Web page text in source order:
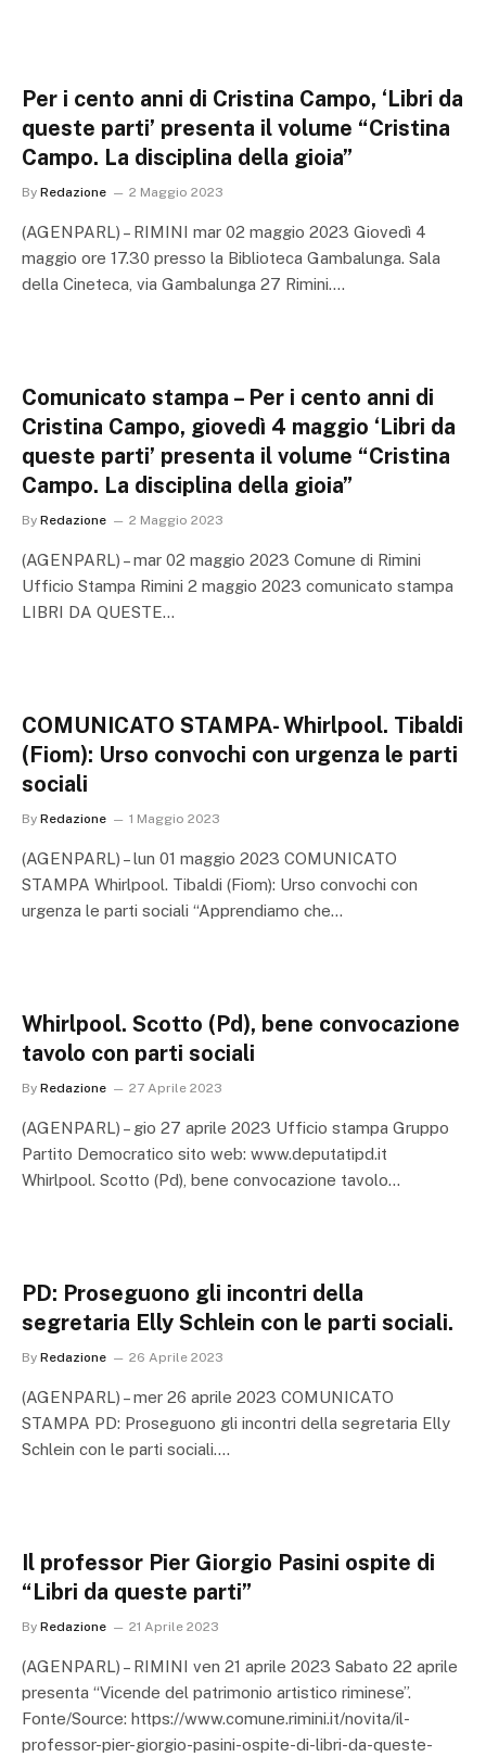
Per i cento anni di Cristina Campo, ‘Libri da
queste parti’ presenta il volume “Cristina
Campo. La disciplina della gioia”
By Redazione 2 Maggio 2023
(AGENPARL) – RIMINI mar 02 maggio 2023 Giovedì 4
maggio ore 17.30 presso la Biblioteca Gambalunga. Sala
della Cineteca, via Gambalunga 27 Rimini.…
Comunicato stampa – Per i cento anni di
Cristina Campo, giovedì 4 maggio ‘Libri da
queste parti’ presenta il volume “Cristina
Campo. La disciplina della gioia”
By Redazione 2 Maggio 2023
(AGENPARL) – mar 02 maggio 2023 Comune di Rimini
Ufficio Stampa Rimini 2 maggio 2023 comunicato stampa
LIBRI DA QUESTE…
COMUNICATO STAMPA- Whirlpool. Tibaldi
(Fiom): Urso convochi con urgenza le parti
sociali
By Redazione 1 Maggio 2023
(AGENPARL) – lun 01 maggio 2023 COMUNICATO
STAMPA Whirlpool. Tibaldi (Fiom): Urso convochi con
urgenza le parti sociali “Apprendiamo che…
Whirlpool. Scotto (Pd), bene convocazione
tavolo con parti sociali
By Redazione 27 Aprile 2023
(AGENPARL) – gio 27 aprile 2023 Ufficio stampa Gruppo
Partito Democratico sito web: www.deputatipd.it
Whirlpool. Scotto (Pd), bene convocazione tavolo…
PD: Proseguono gli incontri della
segretaria Elly Schlein con le parti sociali.
By Redazione 26 Aprile 2023
(AGENPARL) – mer 26 aprile 2023 COMUNICATO
STAMPA PD: Proseguono gli incontri della segretaria Elly
Schlein con le parti sociali.…
Il professor Pier Giorgio Pasini ospite di
“Libri da queste parti”
By Redazione 21 Aprile 2023
(AGENPARL) – RIMINI ven 21 aprile 2023 Sabato 22 aprile
presenta “Vicende del patrimonio artistico riminese”.
Fonte/Source: https://www.comune.rimini.it/novita/il-
professor-pier-giorgio-pasini-ospite-di-libri-da-queste-